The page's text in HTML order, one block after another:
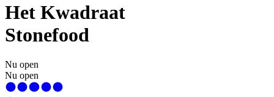
Het Kwadraat
Stonefood
Nu open
Nu open